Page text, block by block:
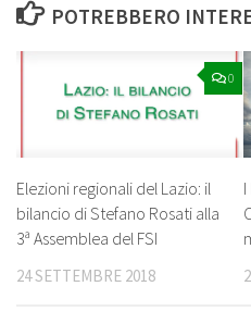
POTREBBERO
0
Elezioni regionali del Lazio: il
bilancio di Stefano Rosati alla
3ª Assemblea del FSI
24 SETTEMBRE 2018